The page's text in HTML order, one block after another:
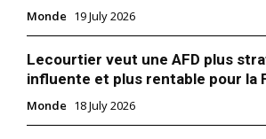
Monde 19 July 2026
Lecourtier veut une AFD plus
influente et plus rentable pour la
Monde 18 July 2026